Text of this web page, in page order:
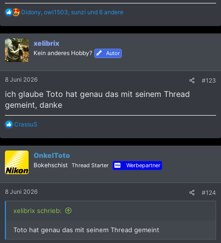
R
a
k
t
i
o
n
Didony owi1503 sunzi und 6 andere
xelibrix
Kein anderes Hobby? Autor
8 Juni 2026 #123
ich glaube Toto hat genau das mit seinem Thread
gemeint, danke
R
a
k
t
i
o
n
:
CrassuS
OnkelToto
Bokehschist Thread Starter Werbepartner
8 Juni 2026 #124
xelibrix schrieb:
Toto hat genau das mit seinem Thread gemeint